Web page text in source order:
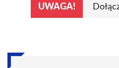
UWAGA!